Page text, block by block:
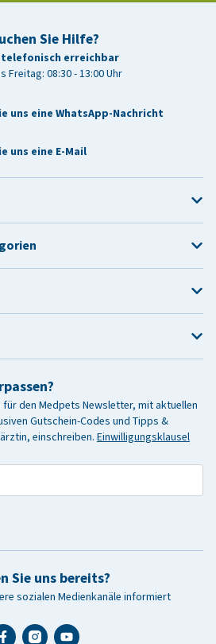
Sie Hilfe?
telefonisch erreichbar
Freitag: 08:30 - 13:00 Uhr
uns eine WhatsApp-Nachricht
uns eine E-Mail
den Medpets Newsletter, mit aktuellen
Gutschein-Codes und Tipps &
einschreiben. Einwilligungsklausel
Sie uns bereits?
sozialen Medienkanäle informiert